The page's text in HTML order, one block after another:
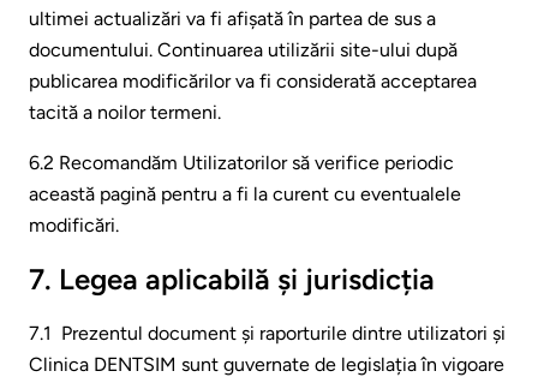
ultimei actualizări va fi afișată în partea de sus a
documentului. Continuarea utilizării site-ului după
publicarea modificărilor va fi considerată acceptarea
tacită a noilor termeni.
6.2 Recomandăm Utilizatorilor să verifice periodic
această pagină pentru a fi la curent cu eventualele
modificări.
7. Legea aplicabilă și jurisdicția
7.1 Prezentul document și raporturile dintre utilizatori și
Clinica DENTSIM sunt guvernate de legislația în vigoare